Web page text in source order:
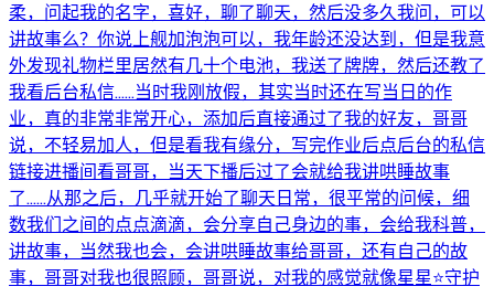
柔，问起我的名字，喜好，聊了聊天，然后没多久我问，可以
讲故事么？你说上舰加泡泡可以，我年龄还没达到，但是我意
外发现礼物栏里居然有几十个电池，我送了牌牌，然后还教了
我看后台私信……当时我刚放假，其实当时还在写当日的作
业，真的非常非常开心，添加后直接通过了我的好友，哥哥
说，不轻易加人，但是看我有缘分，写完作业后点后台的私信
链接进播间看哥哥，当天下播后过了会就给我讲哄睡故事
了……从那之后，几乎就开始了聊天日常，很平常的问候，细
数我们之间的点点滴滴，会分享自己身边的事，会给我科普，
讲故事，当然我也会，会讲哄睡故事给哥哥，还有自己的故
事，哥哥对我也很照顾，哥哥说，对我的感觉就像星星⭐️守护